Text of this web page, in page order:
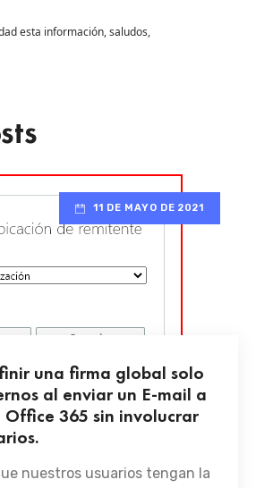
esta información, saludos,
11 DE MAYO DE 2021
una firma global solo
al enviar un E-mail a
Office 365 sin involucrar
nuestros usuarios tengan la